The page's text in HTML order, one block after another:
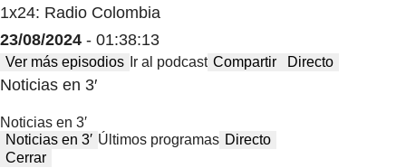
1x24: Radio Colombia
23/08/2024 - 01:38:13
Ver más episodios Ir al podcast Compartir Directo
Noticias en 3′
Noticias en 3′
Noticias en 3′ Últimos programas Directo
Cerrar